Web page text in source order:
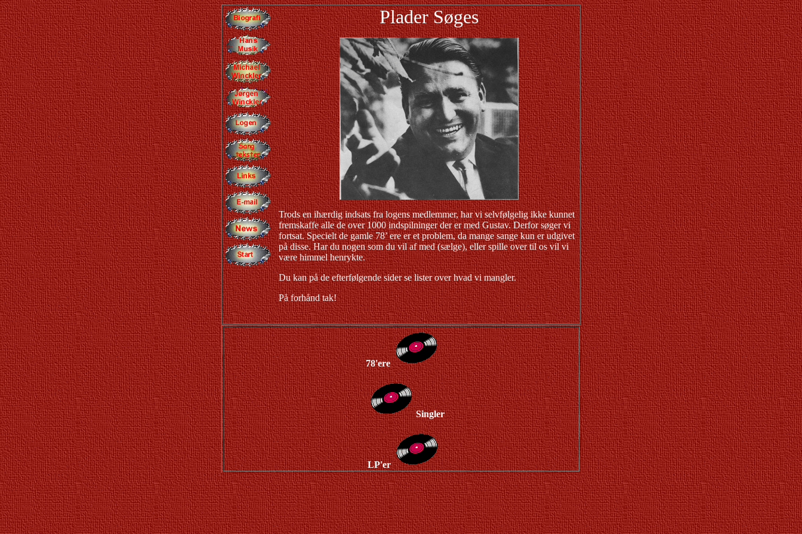
Plader Søges
Trods en ihærdig indsats fra logens medlemmer, har vi selvfølgelig ikke kunnet
fremskaffe alle de over 1000 indspilninger der er med Gustav. Derfor søger vi
fortsat. Specielt de gamle 78’ ere er et problem, da mange sange kun er udgivet
på disse. Har du nogen som du vil af med (sælge), eller spille over til os vil vi
være himmel henrykte.
Du kan på de efterfølgende sider se lister over hvad vi mangler.
På forhånd tak!
78'ere
Singler
LP'er